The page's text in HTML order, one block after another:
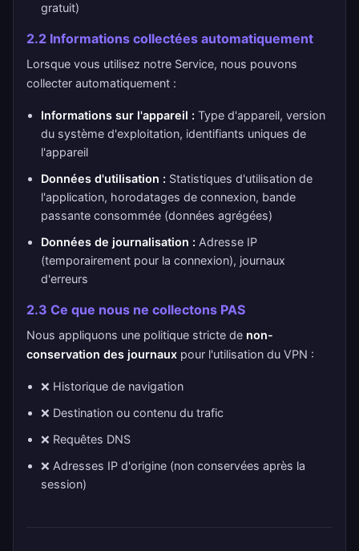
gratuit)
2.2 Informations collectées automatiquement
Lorsque vous utilisez notre Service, nous pouvons
collecter automatiquement :
Informations sur l'appareil : Type d'appareil, version
du système d'exploitation, identifiants uniques de
l'appareil
Données d'utilisation : Statistiques d'utilisation de
l'application, horodatages de connexion, bande
passante consommée (données agrégées)
Données de journalisation : Adresse IP
(temporairement pour la connexion), journaux
d'erreurs
2.3 Ce que nous ne collectons PAS
Nous appliquons une politique stricte de non-
conservation des journaux pour l'utilisation du VPN :
❌ Historique de navigation
❌ Destination ou contenu du trafic
❌ Requêtes DNS
❌ Adresses IP d'origine (non conservées après la
session)